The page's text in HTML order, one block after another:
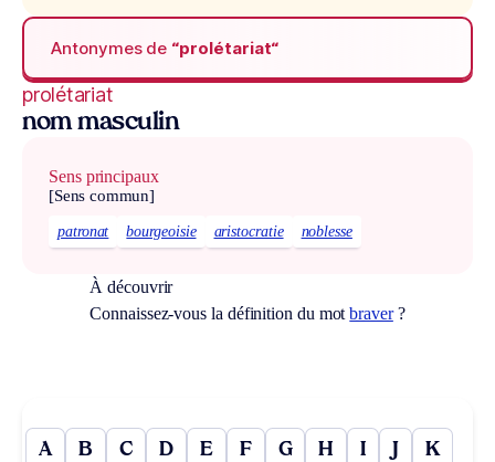
Antonymes de “prolétariat“
prolétariat
nom masculin
Sens principaux
[Sens commun]
patronat bourgeoisie aristocratie noblesse
À découvrir
Connaissez-vous la définition du motbraver?
A B C D E F G H I J K